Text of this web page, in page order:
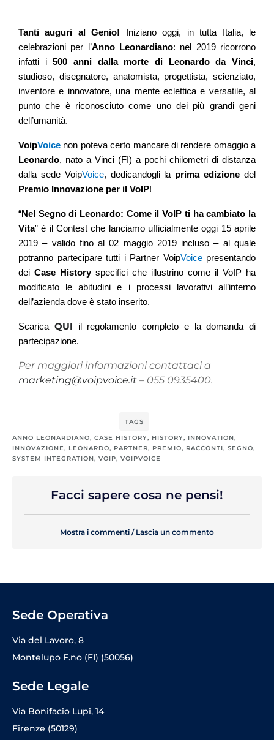
Tanti auguri al Genio! Iniziano oggi, in tutta Italia, le
celebrazioni per l’Anno Leonardiano: nel 2019 ricorrono
infatti i500 anni dalla morte di Leonardo da Vinci,
studioso, disegnatore, anatomista, progettista, scienziato,
inventore e innovatore, una mente eclettica e versatile, al
punto che è riconosciuto come uno dei più grandi geni
dell’umanità.
VoipVoice non poteva certo mancare di rendere omaggio a
Leonardo, nato a Vinci (FI) a pochi chilometri di distanza
dalla sede VoipVoice, dedicandogli la prima edizione del
Premio Innovazione per il VoIP!
“Nel Segno di Leonardo: Come il VoIP ti ha cambiato la
Vita” è il Contest che lanciamo ufficialmente oggi 15 aprile
2019 – valido fino al 02 maggio 2019 incluso – al quale
potranno partecipare tutti i Partner VoipVoicepresentando
dei Case Historyspecifici che illustrino come il VoIP ha
modificato le abitudini e i processi lavorativi all’interno
dell’azienda dove è stato inserito.
Scarica QUI il regolamento completo e la domanda di
partecipazione.
Per maggiori informazioni contattaci a
marketing@voipvoice.it – 055 0935400.
TAGS
ANNO LEONARDIANO, CASE HISTORY, HISTORY, INNOVATION,
INNOVAZIONE, LEONARDO, PARTNER, PREMIO, RACCONTI, SEGNO,
SYSTEM INTEGRATION, VOIP, VOIPVOICE
Facci sapere cosa ne pensi!
Mostra i commenti / Lascia un commento
Sede Operativa
Via del Lavoro, 8
Montelupo F.no (FI) (50056)
Sede Legale
Via Bonifacio Lupi, 14
Firenze (50129)